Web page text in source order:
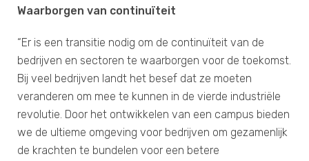
Waarborgen van continuïteit
“Er is een transitie nodig om de continuïteit van de
bedrijven en sectoren te waarborgen voor de toekomst.
Bij veel bedrijven landt het besef dat ze moeten
veranderen om mee te kunnen in de vierde industriële
revolutie. Door het ontwikkelen van een campus bieden
we de ultieme omgeving voor bedrijven om gezamenlijk
de krachten te bundelen voor een betere